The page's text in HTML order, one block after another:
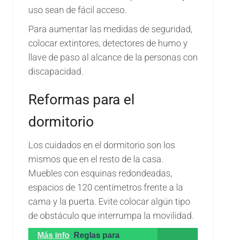
uso sean de fácil acceso.
Para aumentar las medidas de seguridad,
colocar extintores, detectores de humo y
llave de paso al alcance de la personas con
discapacidad.
Reformas para el
dormitorio
Los cuidados en el dormitorio son los
mismos que en el resto de la casa.
Muebles con esquinas redondeadas,
espacios de 120 centímetros frente a la
cama y la puerta. Evite colocar algún tipo
de obstáculo que interrumpa la movilidad.
Más info
Reglas para